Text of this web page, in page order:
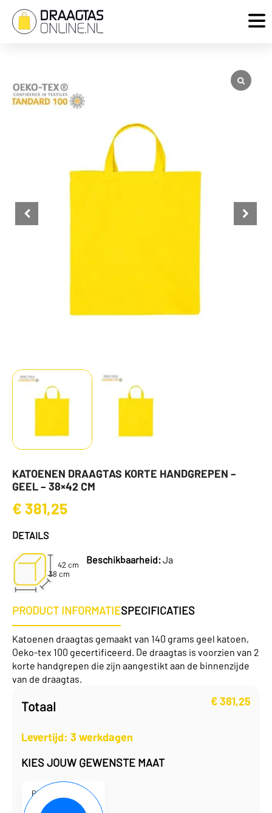
KATOENEN DRAAGTAS KORTE HANDGREPEN –
GEEL – 38×42 CM
€ 381,25
DETAILS
42 cm
38 cm
Beschikbaarheid:Ja
PRODUCT INFORMATIESPECIFICATIES
Katoenen draagtas gemaakt van 140 grams geel katoen,
Oeko-tex 100 gecertificeerd. De draagtas is voorzien van 2
korte handgrepen die zijn aangestikt aan de binnenzijde
van de draagtas.
Totaal €381,25
Levertijd: 3 werkdagen
KIES JOUW GEWENSTE MAAT
P101931-05
38 x 42 cm